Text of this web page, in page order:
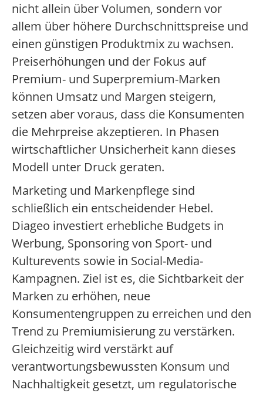
nicht allein über Volumen, sondern vor
allem über höhere Durchschnittspreise und
einen günstigen Produktmix zu wachsen.
Preiserhöhungen und der Fokus auf
Premium- und Superpremium-Marken
können Umsatz und Margen steigern,
setzen aber voraus, dass die Konsumenten
die Mehrpreise akzeptieren. In Phasen
wirtschaftlicher Unsicherheit kann dieses
Modell unter Druck geraten.
Marketing und Markenpflege sind
schließlich ein entscheidender Hebel.
Diageo investiert erhebliche Budgets in
Werbung, Sponsoring von Sport- und
Kulturevents sowie in Social-Media-
Kampagnen. Ziel ist es, die Sichtbarkeit der
Marken zu erhöhen, neue
Konsumentengruppen zu erreichen und den
Trend zu Premiumisierung zu verstärken.
Gleichzeitig wird verstärkt auf
verantwortungsbewussten Konsum und
Nachhaltigkeit gesetzt, um regulatorische